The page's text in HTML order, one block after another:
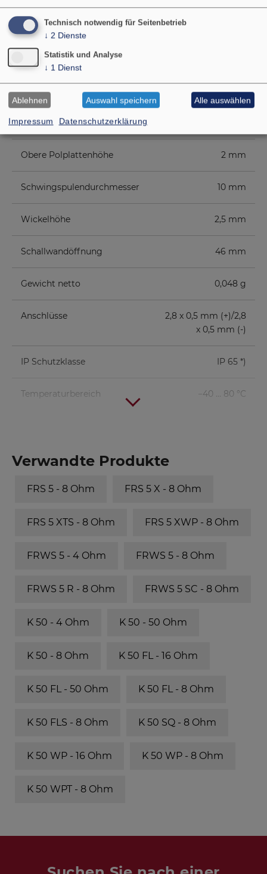
Mittlerer Schalldruckpegel 84 dB (1 W/1 m)
Abstrahlwinkel (−6 dB)
Grenzauslenkung +/−1 mm
Resonanzfrequenz fs
Obere Polplattenhöhe 2 mm
Schwingspulendurchmesser 10 mm
Wickelhöhe 2,5 mm
Schallwandöffnung 46 mm
Gewicht netto 0,048 g
Anschlüsse
2,8 x 0,5 mm (+)/2,8
x 0,5 mm (-)
IP Schutzklasse IP 65 *)
Temperaturbereich −40 ... 80 °C
Verwandte Produkte
FRS 5 - 8 Ohm FRS 5 X - 8 Ohm
FRS 5 XTS - 8 Ohm FRS 5 XWP - 8 Ohm
FRWS 5 - 4 Ohm FRWS 5 - 8 Ohm
FRWS 5 R - 8 Ohm FRWS 5 SC - 8 Ohm
K 50 - 4 Ohm K 50 - 50 Ohm
K 50 - 8 Ohm K 50 FL - 16 Ohm
K 50 FL - 50 Ohm K 50 FL - 8 Ohm
K 50 FLS - 8 Ohm K 50 SQ - 8 Ohm
K 50 WP - 16 Ohm K 50 WP - 8 Ohm
K 50 WPT - 8 Ohm
Impressum Datenschutzerklärung
Technisch notwendig für Seitenbetrieb
↓ 2 Dienste
Statistik und Analyse
↓ 1 Dienst
Ablehnen Auswahl speichern Alle auswählen